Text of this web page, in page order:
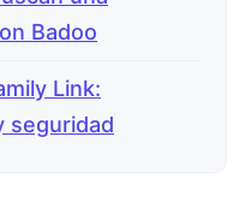
Badoo
Link:
seguridad